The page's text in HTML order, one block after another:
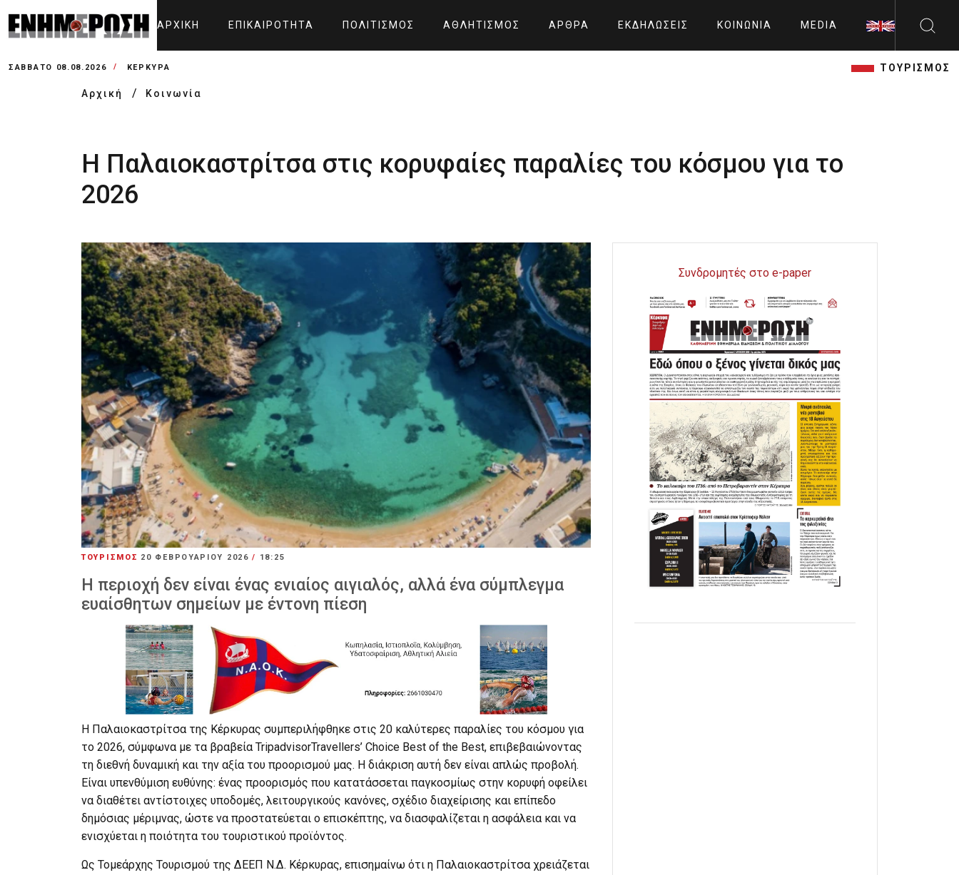
ΑΡΧΙΚΉ ΕΠΙΚΑΙΡΌΤΗΤΑ ΠΟΛΙΤΙΣΜΌΣ ΑΘΛΗΤΙΣΜΌΣ ΆΡΘΡΑ ΕΚΔΗΛΏΣΕΙΣ ΚΟΙΝΩΝΊΑ MEDIA
ΣΆΒΒΑΤΟ 08.08.2026 ΚΕΡΚΥΡΑ ΤΟΥΡΙΣΜΟΣ
Αρχική Κοινωνία
Η Παλαιοκαστρίτσα στις κορυφαίες παραλίες του κόσμου για το
2026
ΤΟΥΡΙΣΜΟΣ 20 ΦΕΒΡΟΥΑΡΊΟΥ 2026/ 18:25
Η περιοχή δεν είναι ένας ενιαίος αιγιαλός, αλλά ένα σύμπλεγμα
ευαίσθητων σημείων με έντονη πίεση
Η Παλαιοκαστρίτσα της Κέρκυρας συμπεριλήφθηκε στις 20 καλύτερες παραλίες του κόσμου για
το 2026, σύμφωνα με τα βραβεία TripadvisorTravellers’ Choice Best of the Best, επιβεβαιώνοντας
τη διεθνή δυναμική και την αξία του προορισμού μας. Η διάκριση αυτή δεν είναι απλώς προβολή.
Είναι υπενθύμιση ευθύνης: ένας προορισμός που κατατάσσεται παγκοσμίως στην κορυφή οφείλει
να διαθέτει αντίστοιχες υποδομές, λειτουργικούς κανόνες, σχέδιο διαχείρισης και επίπεδο
δημόσιας μέριμνας, ώστε να προστατεύεται ο επισκέπτης, να διασφαλίζεται η ασφάλεια και να
ενισχύεται η ποιότητα του τουριστικού προϊόντος.
Ως Τομεάρχης Τουρισμού της ΔΕΕΠ Ν.Δ. Κέρκυρας, επισημαίνω ότι η Παλαιοκαστρίτσα χρειάζεται
Συνδρομητές στο e-paper